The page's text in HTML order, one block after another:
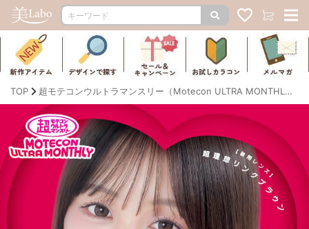
TOP 超モテコンウルトラマンスリー（Motecon ULTRA MONTHLY）｜度あり・なしカラコン 1ヶ月｜14.0mm/14.2mm/14.5mm｜なえなの